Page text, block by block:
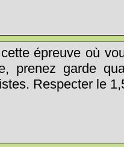
épreuve où
prenez garde
Respecter le